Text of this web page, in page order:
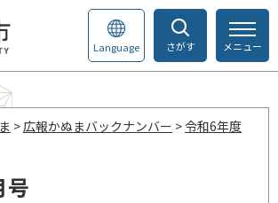
さがす
Language メニュー
>広報かぬまバックナンバー >令和6年度
号